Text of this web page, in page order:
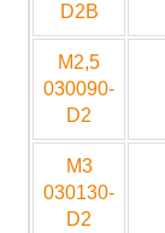
D2B
M2,5
030090-
D2
M3
030130-
D2